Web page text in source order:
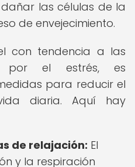
las células de la
de envejecimiento.
con tendencia a las
por el estrés, es
para reducir el
diaria. Aquí hay
de relajación: El
y la respiración